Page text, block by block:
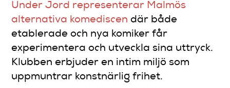
Under Jord representerar Malmös
alternativa komediscen där både
etablerade och nya komiker får
experimentera och utveckla sina uttryck.
Klubben erbjuder en intim miljö som
uppmuntrar konstnärlig frihet.